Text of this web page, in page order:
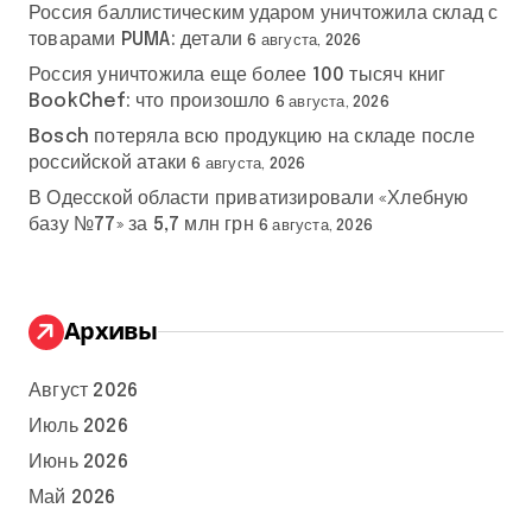
Россия баллистическим ударом уничтожила склад с
товарами PUMA: детали 6 августа, 2026
Россия уничтожила еще более 100 тысяч книг
BookChef: что произошло 6 августа, 2026
Bosch потеряла всю продукцию на складе после
российской атаки 6 августа, 2026
В Одесской области приватизировали «Хлебную
базу №77» за 5,7 млн грн 6 августа, 2026
Архивы
Август 2026
Июль 2026
Июнь 2026
Май 2026